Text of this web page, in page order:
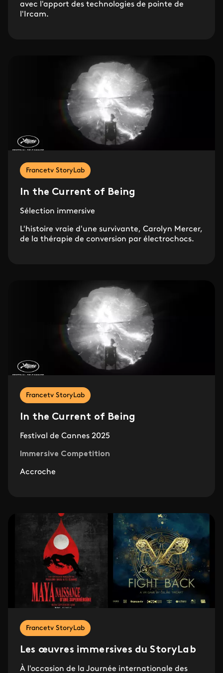
avec l'apport des technologies de pointe de
l'Ircam.
Francetv StoryLab
In the Current of Being
Sélection immersive
L'histoire vraie d'une survivante, Carolyn Mercer,
de la thérapie de conversion par électrochocs.
Francetv StoryLab
In the Current of Being
Festival de Cannes 2025
Immersive Competition
Accroche
Francetv StoryLab
Les œuvres immersives du StoryLab
À l'occasion de la Journée internationale des